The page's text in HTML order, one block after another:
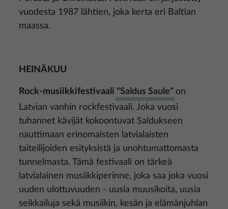
vuodesta 1987 lähtien, joka kerta eri Baltian
maassa.
HEINÄKUU
Rock-musiikkifestivaali "Saldus Saule" on
Latvian vanhin rockfestivaali. Joka vuosi
tuhannet kävijät kokoontuvat Saldukseen
nauttimaan erinomaisten latvialaisten
taiteilijoiden esityksistä ja unohtumattomasta
tunnelmasta. Tämä festivaali on tärkeä
latvialainen musiikkiperinne, joka saa joka vuosi
uuden ulottuvuuden - uusia muusikoita, uusia
seikkailuja sekä musiikin, kesän ja elämänjuhlan